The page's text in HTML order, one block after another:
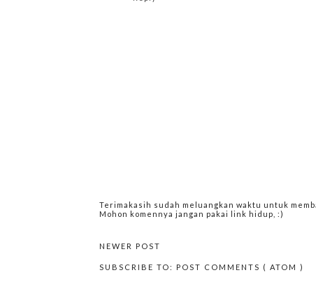
Terimakasih sudah meluangkan waktu untuk
Mohon komennya jangan pakai link hidup, :)
NEWER POST
SUBSCRIBE TO: POST COMMENTS ( ATOM )